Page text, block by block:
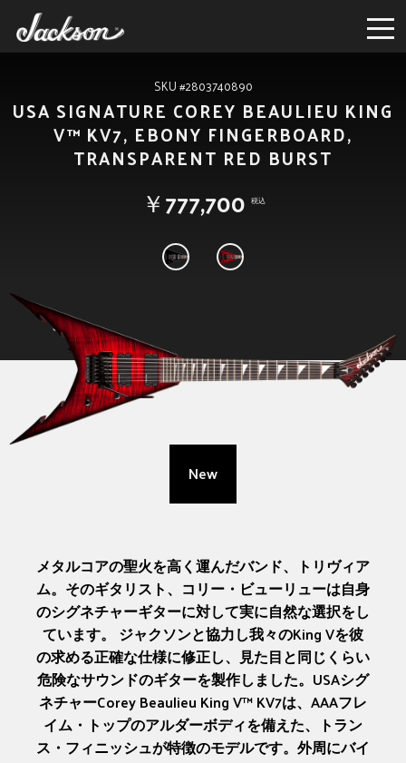
SKU #2803740890
USA SIGNATURE COREY BEAULIEU KING
V™ KV7, EBONY FINGERBOARD,
TRANSPARENT RED BURST
￥777,700 税込
New
メタルコアの聖火を高く運んだバンド、トリヴィア
ム。そのギタリスト、コリー・ビューリューは自身
のシグネチャーギターに対して実に自然な選択をし
ています。 ジャクソンと協力し我々のKing Vを彼
の求める正確な仕様に修正し、見た目と同じくらい
危険なサウンドのギターを製作しました。USAシグ
ネチャーCorey Beaulieu King V™ KV7は、AAAフレ
イム・トップのアルダーボディを備えた、トラン
ス・フィニッシュが特徴のモデルです。外周にバイ